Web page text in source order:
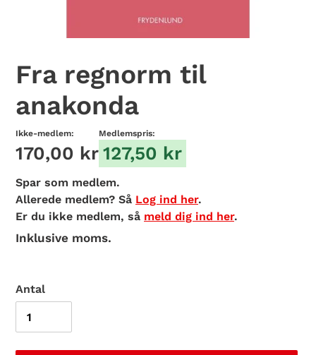
Fra regnorm til
anakonda
Ikke-medlem:
170,00 kr
Medlemspris:
127,50 kr
Spar som medlem.
Allerede medlem? Så Log ind her.
Er du ikke medlem, så meld dig ind her.
Inklusive moms.
Antal